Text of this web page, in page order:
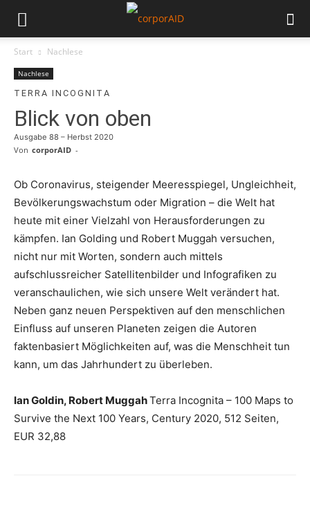
Start Nachlese
Nachlese
TERRA INCOGNITA
Blick von oben
Ausgabe 88 – Herbst 2020
Von corporAID -
Ob Coronavirus, steigender Meeresspiegel, Ungleichheit,
Bevölkerungswachstum oder Migration – die Welt hat
heute mit einer Vielzahl von Herausforderungen zu
kämpfen. Ian Golding und Robert Muggah versuchen,
nicht nur mit Worten, sondern auch mittels
aufschlussreicher Satellitenbilder und Infografiken zu
veranschaulichen, wie sich unsere Welt verändert hat.
Neben ganz neuen Perspektiven auf den menschlichen
Einfluss auf unseren Planeten zeigen die Autoren
faktenbasiert Möglichkeiten auf, was die Menschheit tun
kann, um das Jahrhundert zu überleben.
Ian Goldin, Robert MuggahTerra Incognita – 100 Maps to
Survive the Next 100 Years, Century 2020, 512 Seiten,
EUR 32,88